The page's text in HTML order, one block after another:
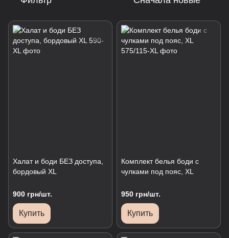
Халат и боди БЕЗ доступа,
бордовый XL
900 грн/шт.
Купить
Комплект белья боди с
чулками под пояс, XL
950 грн/шт.
Купить